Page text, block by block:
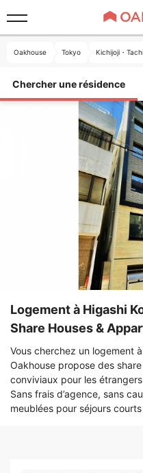
Oakhouse Tokyo Kichijoji・
Chercher une résidence
Logement à Higashi
Share Houses &
Vous cherchez un logement
Oakhouse propose des
conviviaux pour les
Sans frais d’agence, sans
meublées pour séjours